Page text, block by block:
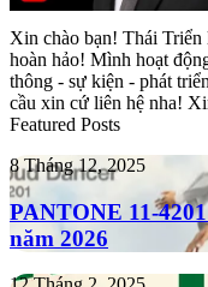
Xin chào bạn! Thái Triển
hoàn hảo! Mình hoạt
thông - sự kiện - phát
cầu xin cứ liên hệ nha!
Featured Posts
PANTONE
11-
4201
Cloud
Dancer,
Màu
8 Tháng 12, 2025
PANTONE 11-
năm 2026